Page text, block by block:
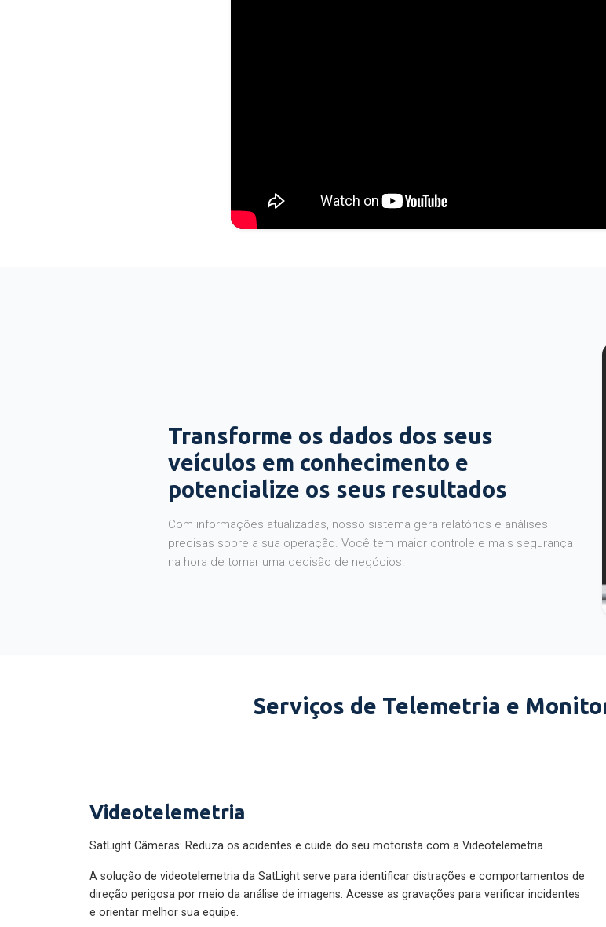
Transforme os dados dos seus
veículos em conhecimento e
potencialize os seus resultados
Com informações atualizadas, nosso sistema gera relatórios e análises
precisas sobre a sua operação. Você tem maior controle e mais segurança
na hora de tomar uma decisão de negócios.
Serviços de Telemetria e
Videotelemetria
SatLight Câmeras: Reduza os acidentes e cuide do seu motorista com a Videotelemetria.
A solução de videotelemetria da SatLight serve para identificar distrações e comportamentos de
direção perigosa por meio da análise de imagens. Acesse as gravações para verificar incidentes
e orientar melhor sua equipe.